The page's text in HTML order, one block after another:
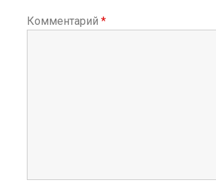
м
Комментарий *